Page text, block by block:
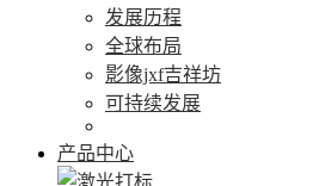
发展历程
全球布局
影像jxf吉祥坊
可持续发展
产品中心